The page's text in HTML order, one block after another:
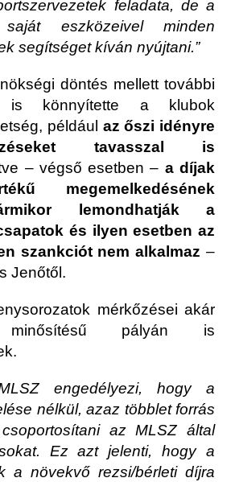
feladata, de a
eszközeivel minden
segítséget kíván nyújtani.”
döntés mellett további
is könnyítette a klubok
például az őszi idényre
tavasszal is
– végső esetben – a díjak
megemelkedésének
lemondhatják a
és ilyen esetben az
szankciót nem alkalmaz –
Jenőtől.
mérkőzései akár
minősítésű pályán is
engedélyezi, hogy a
nélkül, azaz többlet forrás
az MLSZ által
Ez azt jelenti, hogy a
a növekvő rezsi/bérleti díjra